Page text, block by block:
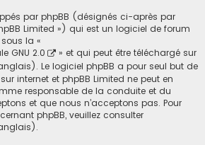
par phpBB (désignés ci-après par
Limited ») qui est un logiciel de forum
la «
GNU 2.0
» et qui peut être téléchargé sur
Le logiciel phpBB a pour seul but de
internet et phpBB Limited ne peut en
responsable de la conduite et du
et que nous n’acceptons pas. Pour
phpBB, veuillez consulter